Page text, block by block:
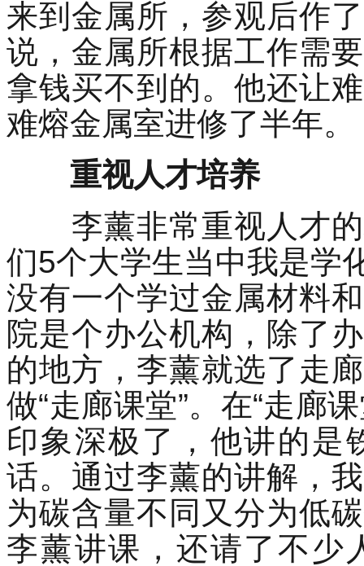
来到金属所，参观后作
说，金属所根据工作需
拿钱买不到的。他还让
难熔金属室进修了半年。
重视人才培养
李薰非常重视人才的
们5个大学生当中我是
没有一个学过金属材料
院是个办公机构，除了
的地方，李薰就选了走
做“走廊课堂”。在“走廊
印象深极了，他讲的是
话。通过李薰的讲解，
为碳含量不同又分为低
李薰讲课，还请了不少